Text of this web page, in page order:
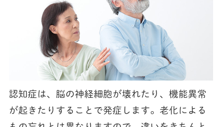
認知症は、脳の神経細胞が壊れたり、機能異常
が起きたりすることで発症します。老化による